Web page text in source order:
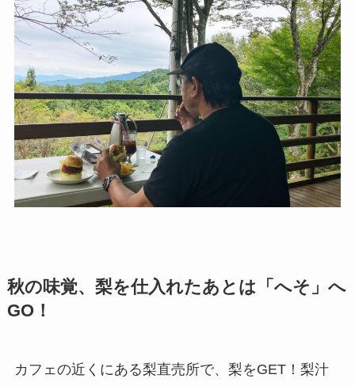
秋の味覚、梨を仕入れたあとは「へそ」へ
GO！
カフェの近くにある梨直売所で、梨をGET！梨汁